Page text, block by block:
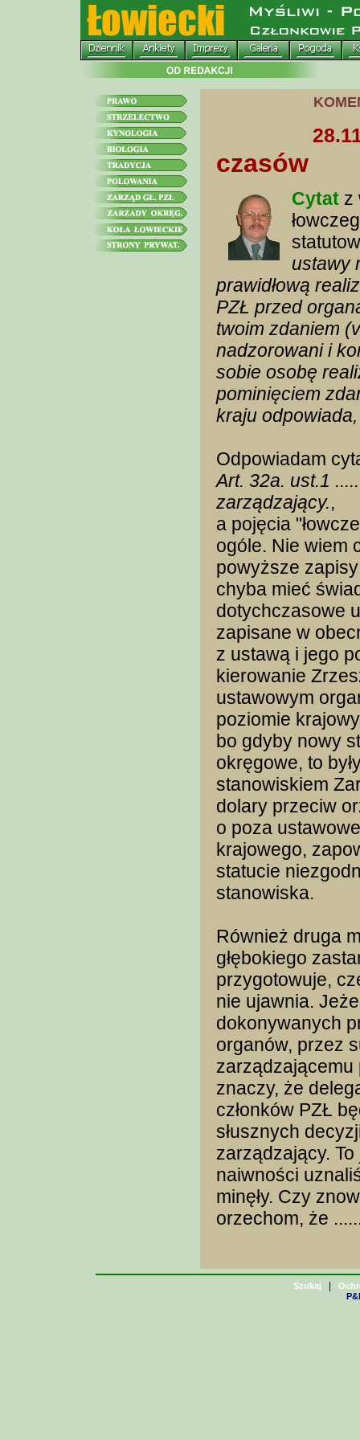
czasów
Cytat z
ustawy
prawidłową
PZŁ przed
twoim zdaniem
nadzorowani i
sobie osobę
pominięciem
kraju
Odpowiadam
Art. 32a. ust.1
zarządzający.,
a pojęcia
ogóle. Nie wiem
powyższe
chyba mieć
dotychczasowe
zapisane w
z ustawą i jego
kierowanie
ustawowym
poziomie
bo gdyby nowy
okręgowe, to
stanowiskiem
dolary przeciw
o poza
krajowego,
statucie
stanowiska.
Również druga
głębokiego
przygotowuje,
nie ujawnia.
dokonywanych
organów, przez
zarządzającemu
znaczy, że
członków PZŁ
słusznych
zarządzający.
naiwności
minęły. Czy
orzechom, że
Szukaj